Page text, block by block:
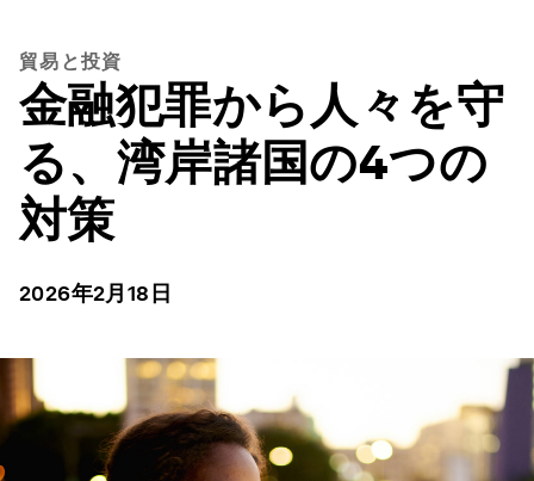
貿易と投資
金融犯罪から人々を守
る、湾岸諸国の4つの
対策
2026年2月18日